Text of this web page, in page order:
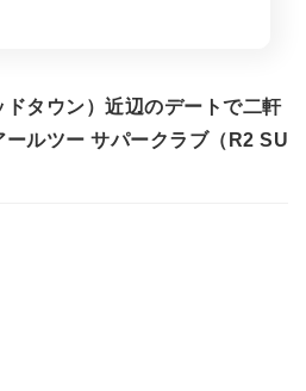
タウン）近辺のデートで二軒
ールツー サパークラブ（R2 SU